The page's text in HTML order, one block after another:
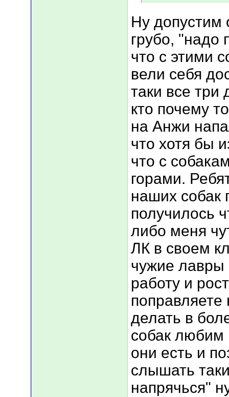
Ну допустим
грубо, "надо
что с этими
вели себя
таки все три
кто почему
на Анжи
что хотя бы
что с
горами.
наших собак
получилось
либо меня
ЛК в своем
чужие лавры
работу и
делать в
собак любим
они есть и
слышать
напрячься"